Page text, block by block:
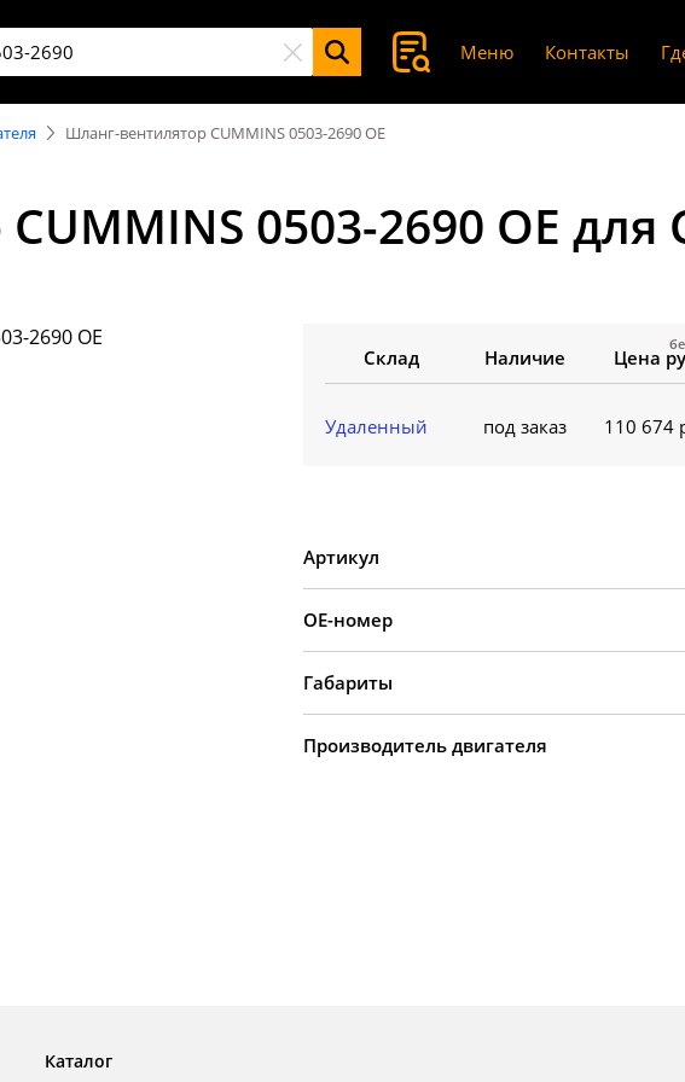
Меню Контакты
Шланг-вентилятор CUMMINS 0503-2690 OE
0503-2690 OE для
Склад Наличие Цена
Удаленный под заказ 110 674
Артикул
OE-номер
Габариты
Производитель двигателя
Каталог